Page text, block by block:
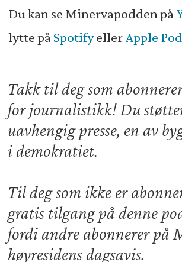
Du kan se Minervapodden på
lytte på Spotifyeller Apple
Takk til deg som
for journalistikk! Du
uavhengig presse, en av
i demokratiet.
Til deg som ikke er
gratis tilgang på denne
fordi andre abonnerer på
høyresidens dagsavis.